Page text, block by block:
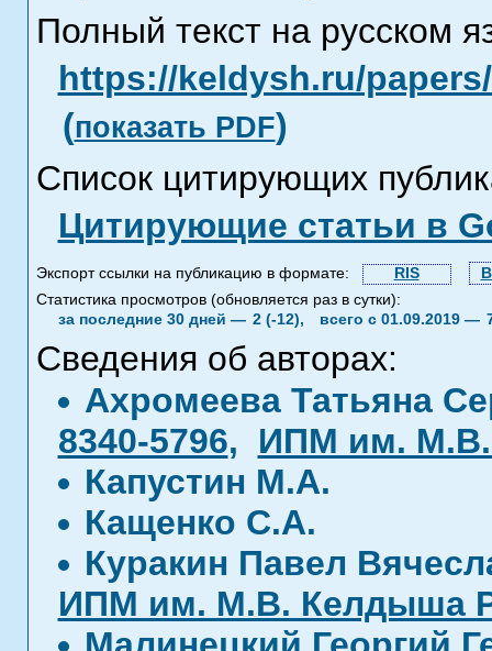
Полный текст на русском
https://keldysh.ru/
(показать PDF)
Список цитирующих
Цитирующие статьи в
Экспорт ссылки на публикацию в формате: RIS
Статистика просмотров (обновляется раз в сутки):
за последние 30 дней — 2 (-12), всего с 01.09.2019 —
Сведения об авторах:
Ахромеева Татьяна
8340-5796, ИПМ им.
Капустин М.А.
Кащенко С.А.
Куракин Павел
ИПМ им. М.В. Келдыша